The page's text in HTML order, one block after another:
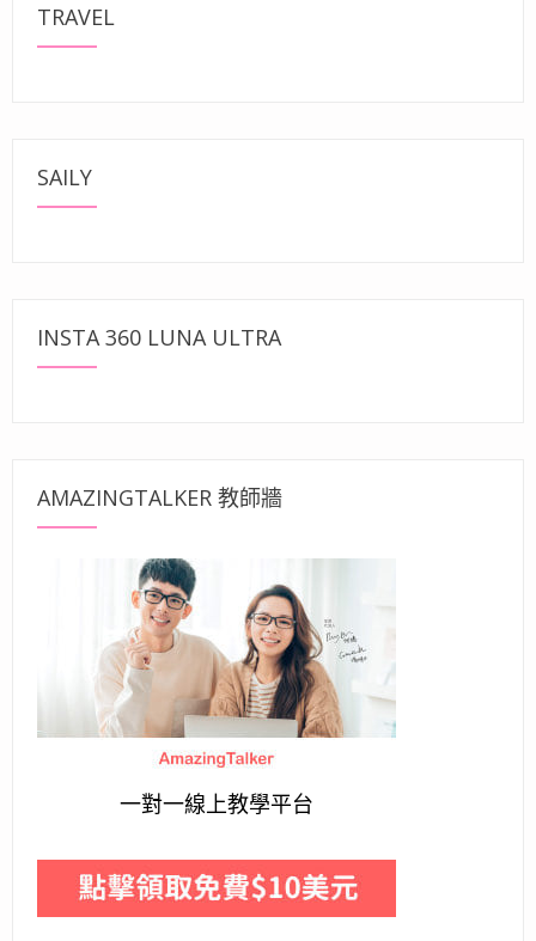
TRAVEL
SAILY
INSTA 360 LUNA ULTRA
AMAZINGTALKER 教師牆
一對一線上教學平台